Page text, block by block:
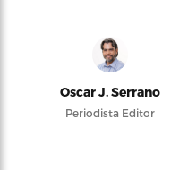
Oscar J. Serrano
Periodista Editor